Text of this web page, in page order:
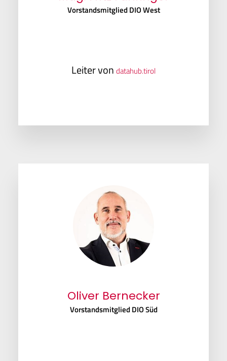
Vorstandsmitglied DIO West
Leiter von datahub.tirol
Oliver Bernecker
Vorstandsmitglied DIO Süd